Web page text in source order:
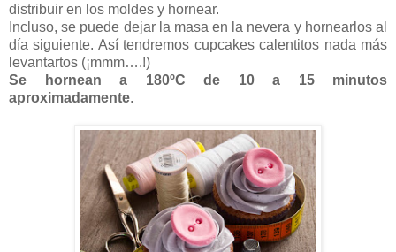
distribuir en los moldes y hornear.
Incluso, se puede dejar la masa en la nevera y hornearlos al
día siguiente. Así tendremos cupcakes calentitos nada más
levantartos (¡mmm….!)
Se hornean a 180ºC de 10 a 15 minutos
aproximadamente.